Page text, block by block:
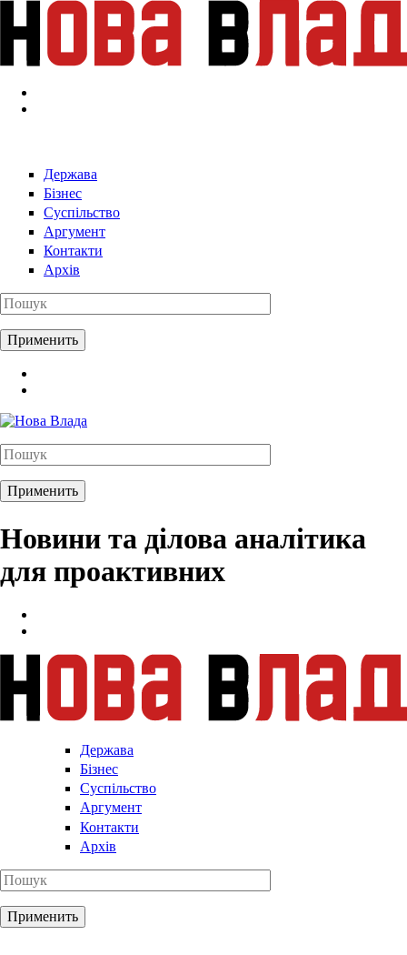
Перейти к основному содержанию
Держава
Бізнес
Суспільство
Аргумент
Контакти
Архів
Новини та ділова аналітика
для проактивних
Держава
Бізнес
Суспільство
Аргумент
Контакти
Архів